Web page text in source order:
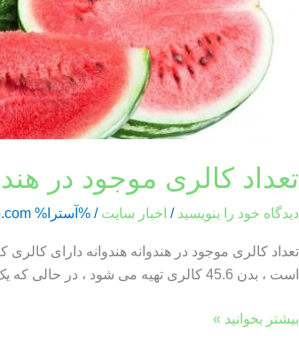
تعداد کالری موجود در
دیدگاه‌ خود را بنویسید / اخبار سایت / %آسترا%
است ، بدن 45.6 کالری تهیه می شود ، در حالی که یک بخش از هندوانه که وزن آن 286 گرم است ، حاوی 85.8 کالری است […]
بیشتر بخوانید »